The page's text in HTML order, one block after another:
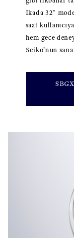
Ikada 32”
saat
hem gece
Seiko’nun